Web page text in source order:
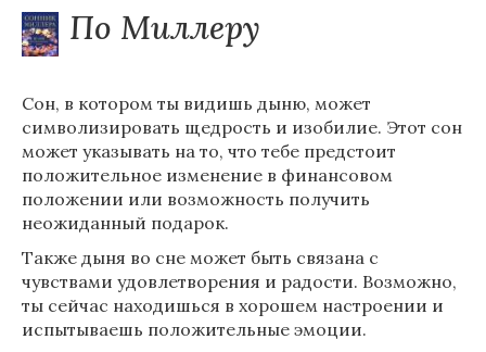
По Миллеру
Сон, в котором ты видишь дыню, может
символизировать щедрость и изобилие. Этот сон
может указывать на то, что тебе предстоит
положительное изменение в финансовом
положении или возможность получить
неожиданный подарок.
Также дыня во сне может быть связана с
чувствами удовлетворения и радости. Возможно,
ты сейчас находишься в хорошем настроении и
испытываешь положительные эмоции.